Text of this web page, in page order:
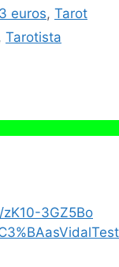
euros, Tarot
Tarotista
3GZ5Bo